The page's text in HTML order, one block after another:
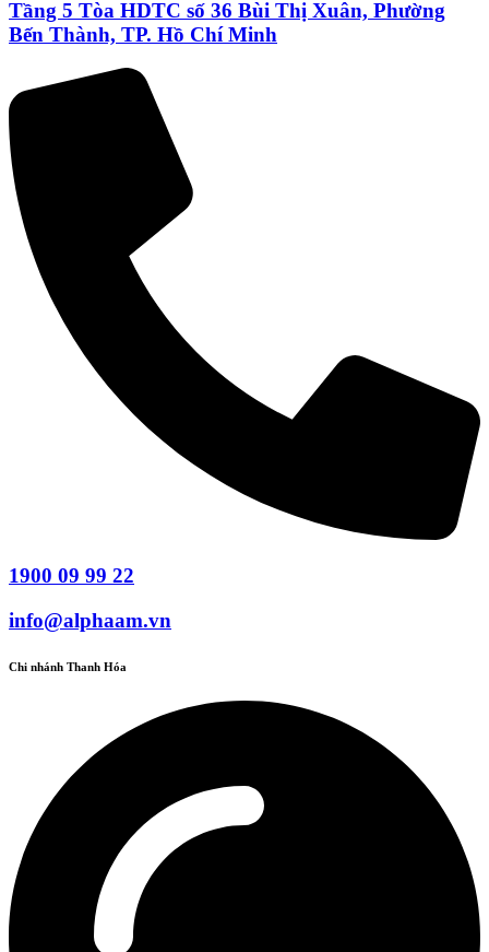
Tầng 5 Tòa HDTC số 36 Bùi Thị Xuân, Phường
Bến Thành, TP. Hồ Chí Minh
1900 09 99 22
info@alphaam.vn
Chi nhánh Thanh Hóa